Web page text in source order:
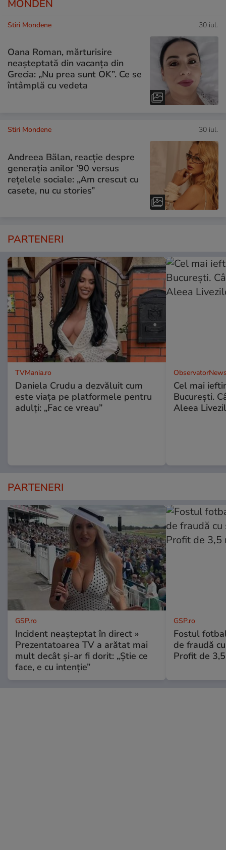
MONDEN
Stiri Mondene 30 iul.
Oana Roman, mărturisire
neașteptată din vacanța din
Grecia: „Nu prea sunt OK”. Ce se
întâmplă cu vedeta
Stiri Mondene 30 iul.
Andreea Bălan, reacție despre
generația anilor ’90 versus
rețelele sociale: „Am crescut cu
casete, nu cu stories”
PARTENERI
TVMania.ro
Daniela Crudu a dezvăluit cum
este viața pe platformele pentru
adulți: „Fac ce vreau”
Cel mai
Bucureşti.
Aleea
PARTENERI
GSP.ro
Incident neașteptat în direct »
Prezentatoarea TV a arătat mai
mult decât și-ar fi dorit: „Știe ce
face, e cu intenție”
GSP.ro
Fostul
de fraudă
Profit de